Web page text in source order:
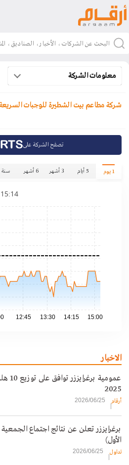
معلومات الشركة
شركة مطاعم بيت الشطيرة للوجبات
تصفح الشركة على
1 يوم 5 أيام 3 أشهر 6 أشهر سنة
12:45 13:30 14:15 15:00
الاخبار
2025
أرقام 2026/06/25
برغرايززر تعلن عن نتائج اجتماع الجمعية
الأول)
تداول 2026/06/25